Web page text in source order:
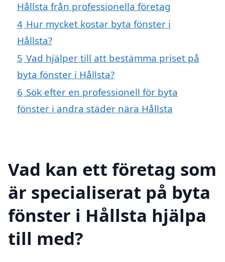
Hållsta från professionella företag
4 Hur mycket kostar byta fönster i
Hållsta?
5 Vad hjälper till att bestämma priset på
byta fönster i Hållsta?
6 Sök efter en professionell för byta
fönster i andra städer nära Hållsta
Vad kan ett företag som
är specialiserat på byta
fönster i Hållsta hjälpa
till med?